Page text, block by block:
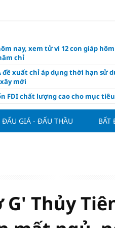
nay, xem tử vi 12 con giáp
chỉ
đề xuất chỉ áp dụng thời hạn sử
mới
FDI chất lượng cao cho mục
nào để Việt Nam hiện thực
cứu tính tiền gửi Kho bạc vào
của Hoàng Hên
đưa kim cương vào ngành
ĐẤU GIÁ - ĐẤU THẦU BẤT
Thủy